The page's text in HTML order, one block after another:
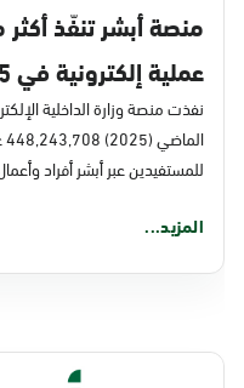
عملية إلكترونية في 2025م
نفذت منصة وزارة الداخلية
للمستفيدين عبر أبشر أفراد
المزيد...